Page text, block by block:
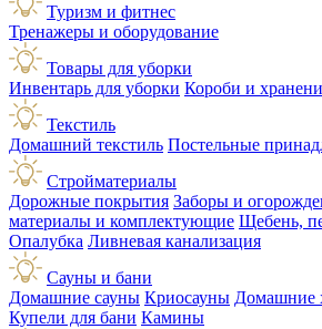
Туризм и фитнес
Тренажеры и оборудование
Товары для уборки
Инвентарь для уборки Короби и
Текстиль
Домашний текстиль Постельные
Стройматериалы
Дорожные покрытия Заборы и
материалы и комплектующие Щебень,
Опалубка Ливневая канализация
Сауны и бани
Домашние сауны Криосауны Домашние
Купели для бани Камины